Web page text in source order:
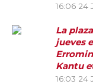
16:06 24
La
jueves
Kantu
16:03 24